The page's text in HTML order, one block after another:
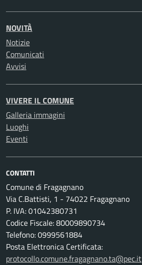
NOVITÀ
Notizie
Comunicati
Avvisi
VIVERE IL COMUNE
Galleria immagini
Luoghi
Eventi
CONTATTI
Comune di Fragagnano
Via C.Battisti, 1 - 74022 Fragagnano
P. IVA: 01042380731
Codice Fiscale: 80009890734
Telefono: 0999561884
Posta Elettronica Certificata:
protocollo.comune.fragagnano.ta@pec.it